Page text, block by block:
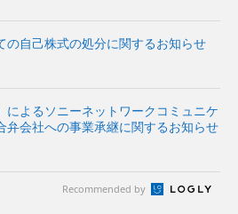
の自己株式の処分に関するお知らせ
によるソニーネットワークコミュニケ
弁会社への事業承継に関するお知らせ
Recommended by